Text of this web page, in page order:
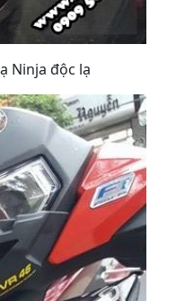
Ninja độc lạ